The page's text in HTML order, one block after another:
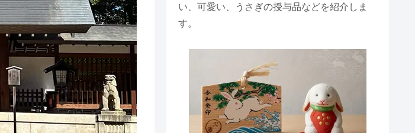
い、可愛い、うさぎの授与品などを紹介しま
す。